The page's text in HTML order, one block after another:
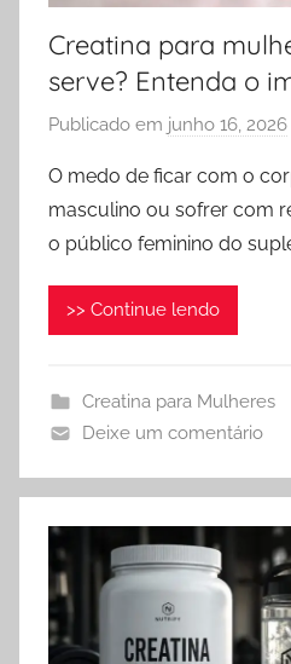
Creatina para
serve? Entenda o
Publicado em junho 16, 2026
O medo de ficar com o
masculino ou sofrer com
o público feminino do
>> Continue lendo
Creatina para Mulheres
Deixe um comentário